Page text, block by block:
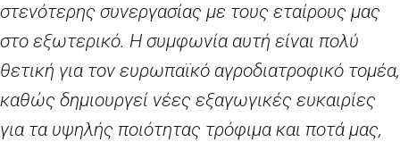
στενότερης συνεργασίας με τους εταίρους μας
στο εξωτερικό. Η συμφωνία αυτή είναι πολύ
θετική για τον ευρωπαϊκό αγροδιατροφικό τομέα,
καθώς δημιουργεί νέες εξαγωγικές ευκαιρίες
για τα υψηλής ποιότητας τρόφιμα και ποτά μας,